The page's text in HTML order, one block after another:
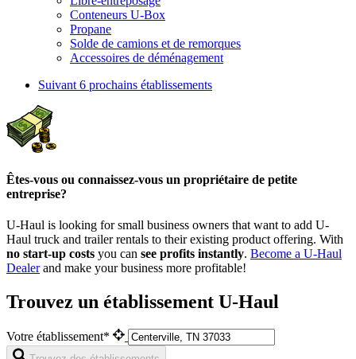
Conteneurs U-Box
Propane
Solde de camions et de remorques
Accessoires de déménagement
Suivant 6 prochains établissements
Êtes-vous ou connaissez-vous un propriétaire de petite
entreprise?
U-Haul is looking for small business owners that want to add U-
Haul truck and trailer rentals to their existing product offering. With
no start-up costs you can see profits instantly. Become a U-Haul
Dealerand make your business more profitable!
Trouvez un établissement U-Haul
Votre établissement*